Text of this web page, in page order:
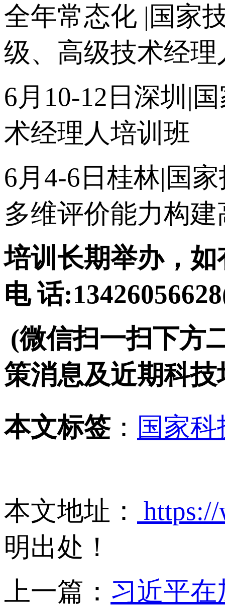
全年常态化 |国家
级、高级技术经
6月10-12日深圳|
术经理人培训班
6月4-6日桂林|国
多维评价能力构
培训长期举办，
电 话
(微信扫一扫下方
策消息及近期科
本文标签： 国家
本文地址：
明出处！
上一篇： 习近平